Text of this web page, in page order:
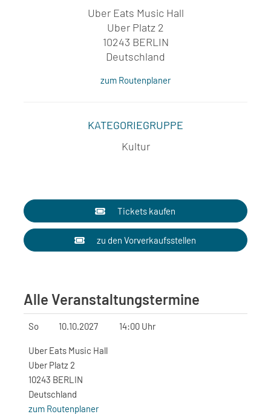
Uber Eats Music Hall
Uber Platz 2
10243 BERLIN
Deutschland
zum Routenplaner
KATEGORIEGRUPPE
Kultur
Tickets kaufen
zu den Vorverkaufsstellen
Alle Veranstaltungstermine
So 10.10.2027 14:00 Uhr
Uber Eats Music Hall
Uber Platz 2
10243 BERLIN
Deutschland
zum Routenplaner